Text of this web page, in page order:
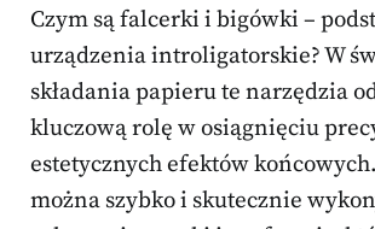
Czym są falcerki i bigówki –
urządzenia introligatorskie? W
składania papieru te narzędzia
kluczową rolę w osiągnięciu
estetycznych efektów
można szybko i skutecznie